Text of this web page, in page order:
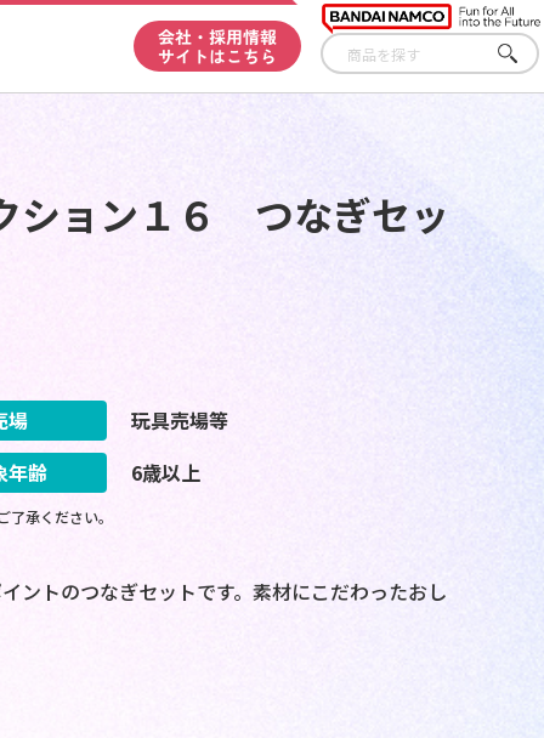
会社・採用情報
サイトはこちら
さが
す
ション１６ つなぎセッ
場
玩具売場等
年齢
6歳以上
承ください。
ントのつなぎセットです。素材にこだわったおし